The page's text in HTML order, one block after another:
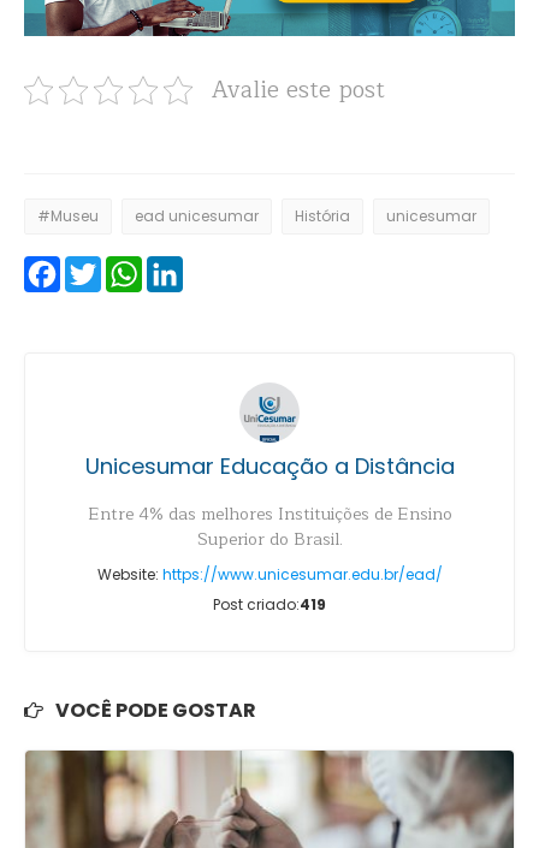
Avalie este post
#Museu ead unicesumar História unicesumar
FacebookTwitterWhatsApp
Unicesumar Educação a Distância
Entre 4% das melhores Instituições de Ensino
Superior do Brasil.
Website: https://www.unicesumar.edu.br/ead/
Post criado:419
VOCÊ PODE GOSTAR